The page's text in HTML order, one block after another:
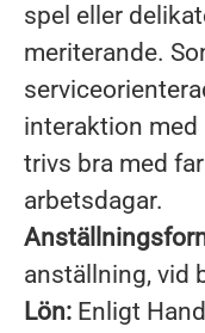
spel eller
meriterande.
interaktion med
trivs bra med
arbetsdagar.
anställning, vid
Lön: Enligt